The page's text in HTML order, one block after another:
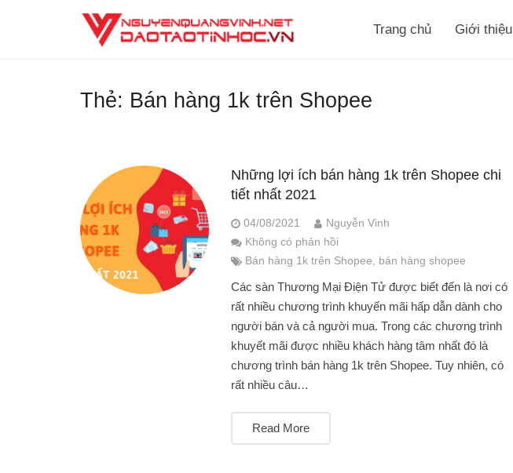
Trang chủ Giới thiệu
Thẻ: Bán hàng 1k trên Shopee
Những lợi ích bán hàng 1k trên Shopee chi
tiết nhất 2021
04/08/2021
Nguyễn Vinh
Không có phản hồi
Bán hàng 1k trên Shopee, bán hàng shopee
Các sàn Thương Mại Điện Tử được biết đến là nơi có
rất nhiều chương trình khuyến mãi hấp dẫn dành cho
người bán và cả người mua. Trong các chương trình
khuyết mãi được nhiều khách hàng tâm nhất đó là
chương trình bán hàng 1k trên Shopee. Tuy nhiên, có
rất nhiều câu…
Read More